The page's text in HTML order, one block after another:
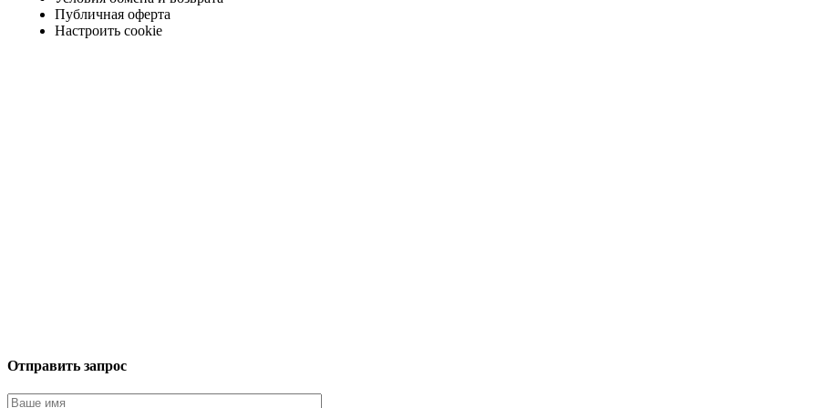
Публичная оферта
Настроить cookie
Отправить запрос